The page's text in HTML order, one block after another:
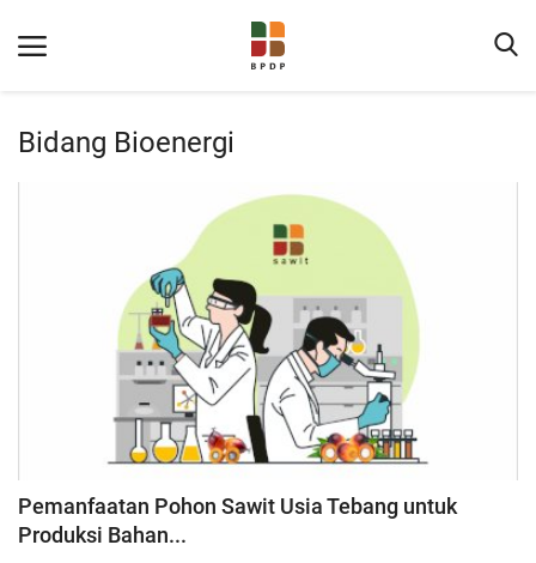
Tentang BPDP
Informasi Publik
Program Layanan
Berita
Pengumuman
Bidang Bioenergi
Pemanfaatan Pohon Sawit Usia Tebang untuk
Produksi Bahan...